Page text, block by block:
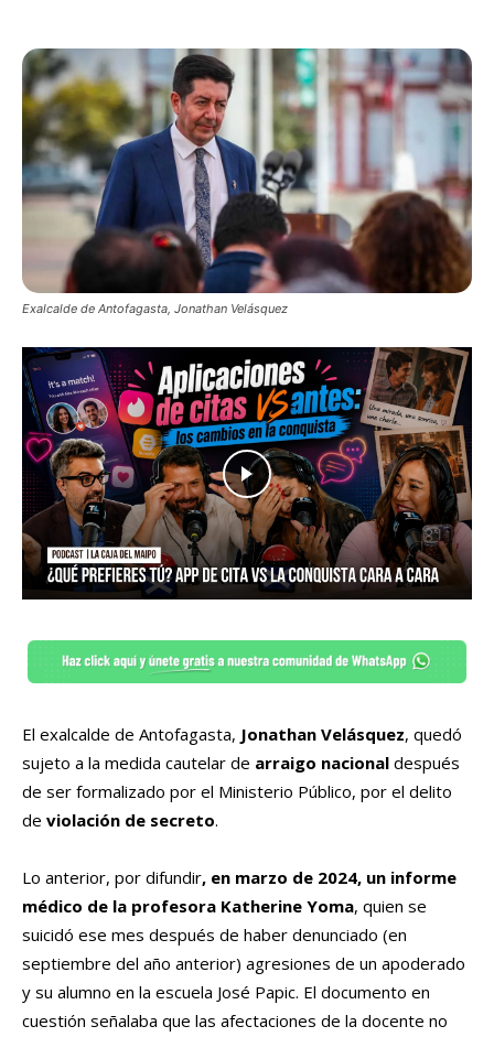
Exalcalde de Antofagasta, Jonathan Velásquez
El exalcalde de Antofagasta, Jonathan Velásquez, quedó
sujeto a la medida cautelar de arraigo nacional después
de ser formalizado por el Ministerio Público, por el delito
de violación de secreto.
Lo anterior, por difundir, en marzo de 2024, un informe
médico de la profesora Katherine Yoma, quien se
suicidó ese mes después de haber denunciado (en
septiembre del año anterior) agresiones de un apoderado
y su alumno en la escuela José Papic. El documento en
cuestión señalaba que las afectaciones de la docente no